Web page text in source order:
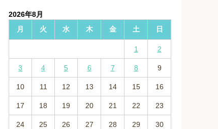
ブ
2026年8月
月
火 水 木 金 土 日
1 2
3 4 5 6 7 8 9
10 11 12 13 14 15 16
17 18 19 20 21 22 23
24 25 26 27 28 29 30